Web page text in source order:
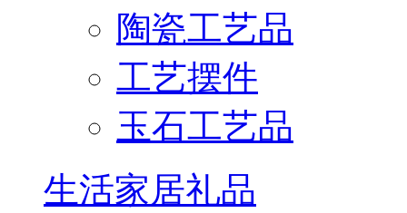
陶瓷工艺品
工艺摆件
玉石工艺品
生活家居礼品